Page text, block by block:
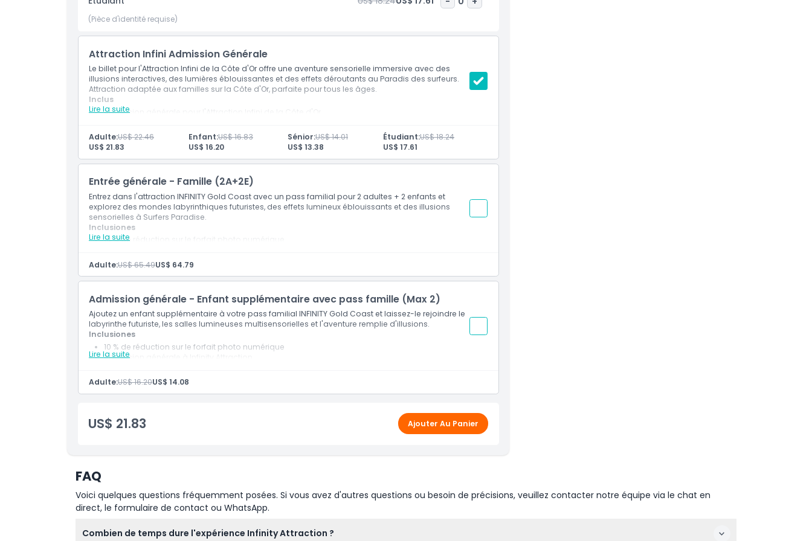
Exclus
Non adapté pour
Heures d'ouverture
À savoir
Comment s'y rendre
Politique d'annulation
(Pièce d'identité requise)
Attraction Infini Admission Générale
Le billet pour l'Attraction Infini de la Côte d'Or offre une aventure sensorielle immersive avec des
illusions interactives, des lumières éblouissantes et des effets déroutants au Paradis des surfeurs.
Attraction adaptée aux familles sur la Côte d'Or, parfaite pour tous les âges.
Lire la suite
Inclus
Admission générale pour l'Attraction Infini de la Côte d'Or
Parcours en labyrinthe interactif de 30 minutes avec du personnel anglophone
Adulte:US$ 22.46
US$ 21.83
Enfant:US$ 16.83
US$ 16.20
Sénior:US$ 14.01
US$ 13.38
Étudiant:US$ 18.24
US$ 17.61
Entrée générale - Famille (2A+2E)
Entrez dans l'attraction INFINITY Gold Coast avec un pass familial pour 2 adultes + 2 enfants et
explorez des mondes labyrinthiques futuristes, des effets lumineux éblouissants et des illusions
sensorielles à Surfers Paradise.
Lire la suite
Inclusiones
10 % de réduction sur le forfait photo numérique
Adulte:US$ 65.49US$ 64.79
Admission générale - Enfant supplémentaire avec pass famille (Max 2)
Ajoutez un enfant supplémentaire à votre pass familial INFINITY Gold Coast et laissez-le rejoindre le
labyrinthe futuriste, les salles lumineuses multisensorielles et l'aventure remplie d'illusions.
Lire la suite
Inclusiones
10 % de réduction sur le forfait photo numérique
Admission générale à Infinity Attraction
Adulte:US$ 16.20US$ 14.08
US$ 21.83 Ajouter Au Panier
FAQ
Voici quelques questions fréquemment posées. Si vous avez d'autres questions ou besoin de précisions, veuillez contacter notre équipe via le chat en
direct, le formulaire de contact ou WhatsApp.
Combien de temps dure l'expérience Infinity Attraction ?